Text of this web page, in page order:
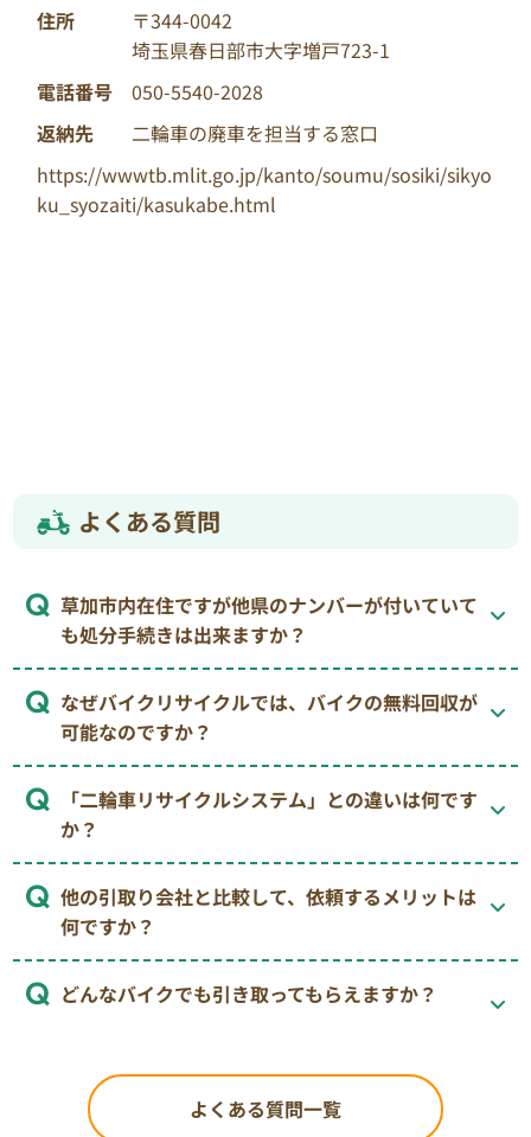
住所
〒344-0042
埼玉県春日部市大字増戸723-1
電話番号
050-5540-2028
返納先
二輪車の廃車を担当する窓口
https://wwwtb.mlit.go.jp/kanto/soumu/sosiki/sikyo
ku_syozaiti/kasukabe.html
よくある質問
草加市内在住ですが他県のナンバーが付いていて
も処分手続きは出来ますか？
なぜバイクリサイクルでは、バイクの無料回収が
可能なのですか？
「二輪車リサイクルシステム」との違いは何です
か？
他の引取り会社と比較して、依頼するメリットは
何ですか？
どんなバイクでも引き取ってもらえますか？
よくある質問一覧